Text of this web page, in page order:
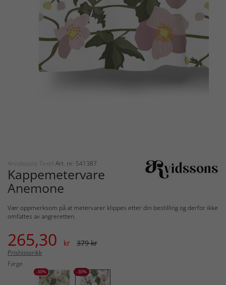
Arvidssons Textil Art. nr: 541387
Kappemetervare
Anemone
Vær oppmerksom på at metervarer klippes etter din bestilling og derfor ikke
omfattes av angreretten.
265,30 kr 379 kr
Prishistorikk
Farge
-30% -30%